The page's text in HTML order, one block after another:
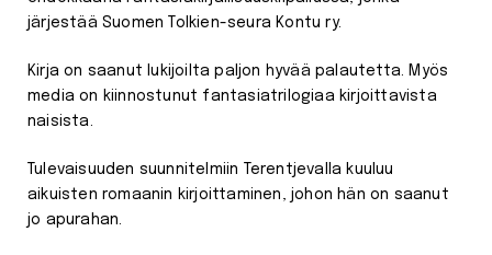
järjestää Suomen Tolkien-seura Kontu ry.
Kirja on saanut lukijoilta paljon hyvää palautetta. Myös
media on kiinnostunut fantasiatrilogiaa kirjoittavista
naisista.
Tulevaisuuden suunnitelmiin Terentjevalla kuuluu
aikuisten romaanin kirjoittaminen, johon hän on saanut
jo apurahan.